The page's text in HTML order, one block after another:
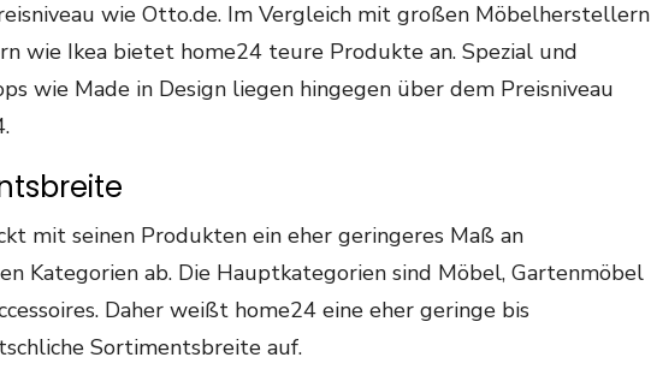
wie Otto.de. Im Vergleich mit großen Möbelherstellern
wie Ikea bietet home24 teure Produkte an. Spezial und
wie Made in Design liegen hingegen über dem Preisniveau
mit seinen Produkten ein eher geringeres Maß an
Kategorien ab. Die Hauptkategorien sind Möbel, Gartenmöbel
Daher weißt home24 eine eher geringe bis
Sortimentsbreite auf.